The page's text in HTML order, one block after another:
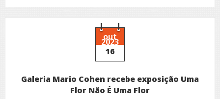
da
Língua
Portuguesa
lança
exposição
virtual
out
2023
16
Galeria Mario Cohen recebe exposição Uma
Flor Não É Uma Flor